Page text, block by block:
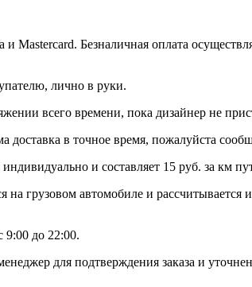
и Mastercard. Безналичная оплата
лично в руки.
всего времени, пока дизайнер не
доставка в точное время, пожалуйста
индивидуально и составляет 15 руб. за
на грузовом автомобиле и
9:00 до 22:00.
для подтверждения заказа и